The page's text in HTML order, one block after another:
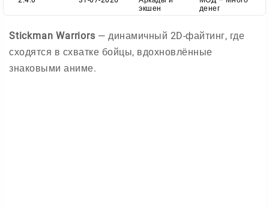
экшен
денег
Stickman Warriors — динамичный 2D-файтинг, где
сходятся в схватке бойцы, вдохновлённые
знаковыми аниме.